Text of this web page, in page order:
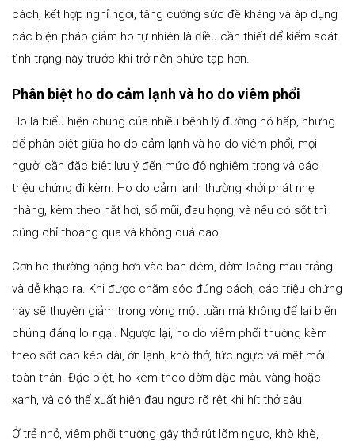
cách, kết hợp nghỉ ngơi, tăng cường sức đề kháng và áp dụng
các biện pháp giảm ho tự nhiên là điều cần thiết để kiểm soát
tình trạng này trước khi trở nên phức tạp hơn.
Phân biệt ho do cảm lạnh và ho do viêm phổi
Ho là biểu hiện chung của nhiều bệnh lý đường hô hấp, nhưng
để phân biệt giữa ho do cảm lạnh và ho do viêm phổi, mọi
người cần đặc biệt lưu ý đến mức độ nghiêm trọng và các
triệu chứng đi kèm. Ho do cảm lạnh thường khởi phát nhẹ
nhàng, kèm theo hắt hơi, sổ mũi, đau họng, và nếu có sốt thì
cũng chỉ thoáng qua và không quá cao.
Cơn ho thường nặng hơn vào ban đêm, đờm loãng màu trắng
và dễ khạc ra. Khi được chăm sóc đúng cách, các triệu chứng
này sẽ thuyên giảm trong vòng một tuần mà không để lại biến
chứng đáng lo ngại. Ngược lại, ho do viêm phổi thường kèm
theo sốt cao kéo dài, ớn lạnh, khó thở, tức ngực và mệt mỏi
toàn thân. Đặc biệt, ho kèm theo đờm đặc màu vàng hoặc
xanh, và có thể xuất hiện đau ngực rõ rệt khi hít thở sâu.
Ở trẻ nhỏ, viêm phổi thường gây thở rút lõm ngực, khò khè,